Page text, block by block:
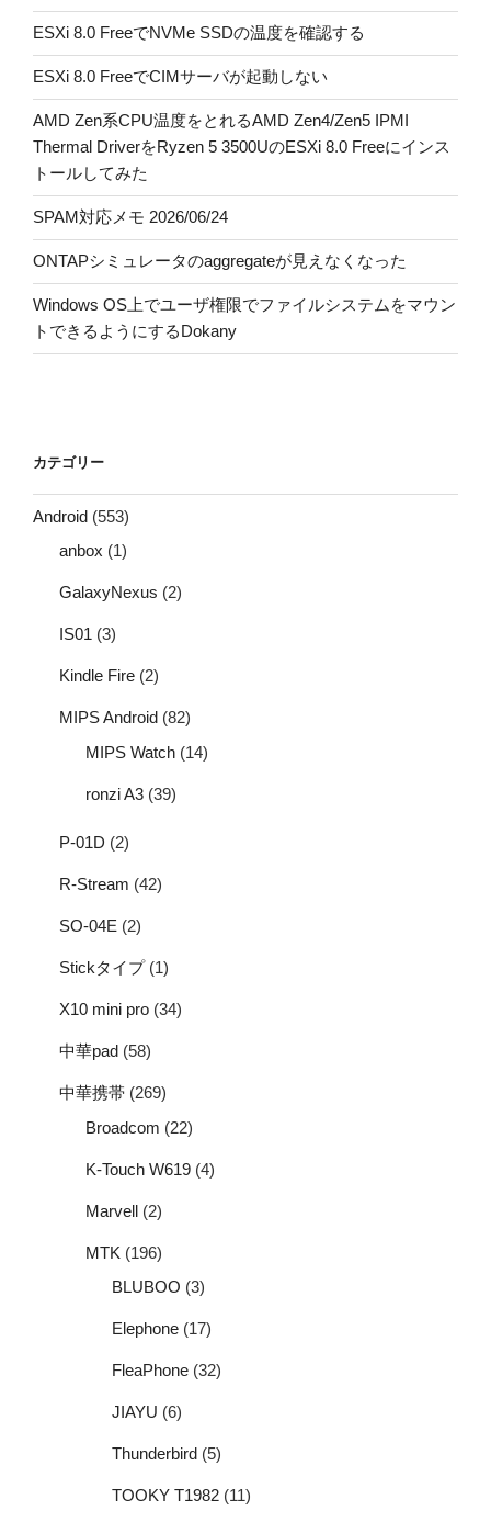
ESXi 8.0 FreeでNVMe SSDの温度を確認する
ESXi 8.0 FreeでCIMサーバが起動しない
AMD Zen系CPU温度をとれるAMD Zen4/Zen5 IPMI
Thermal DriverをRyzen 5 3500UのESXi 8.0 Freeにインス
トールしてみた
SPAM対応メモ 2026/06/24
ONTAPシミュレータのaggregateが見えなくなった
Windows OS上でユーザ権限でファイルシステムをマウン
トできるようにするDokany
カテゴリー
Android (553)
anbox (1)
GalaxyNexus (2)
IS01 (3)
Kindle Fire (2)
MIPS Android (82)
MIPS Watch (14)
ronzi A3 (39)
P-01D (2)
R-Stream (42)
SO-04E (2)
Stickタイプ(1)
X10 mini pro (34)
中華pad (58)
中華携帯 (269)
Broadcom (22)
K-Touch W619 (4)
Marvell (2)
MTK (196)
BLUBOO (3)
Elephone (17)
FleaPhone (32)
JIAYU (6)
Thunderbird (5)
TOOKY T1982 (11)